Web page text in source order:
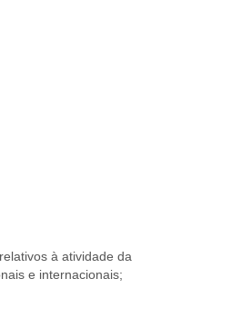
à atividade da
e internacionais;